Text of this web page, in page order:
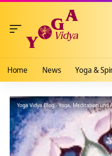
Home News Yoga &
Yoga Vidya Blog - Yoga, Meditation und